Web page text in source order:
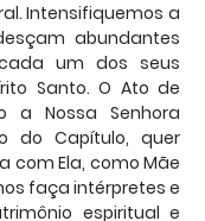
Intensifiquemos a
abundantes
um dos seus
Santo. O Ato de
a Nossa Senhora
do Capítulo, quer
com Ela, como Mãe
faça intérpretes e
espiritual e